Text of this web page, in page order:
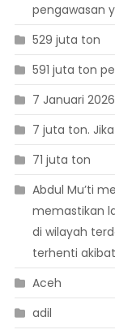
pengawasan
529 juta ton
591 juta ton
7 Januari 2026
7 juta ton.
71 juta ton
Abdul Mu’ti
memastikan
di wilayah
terhenti
Aceh
adil